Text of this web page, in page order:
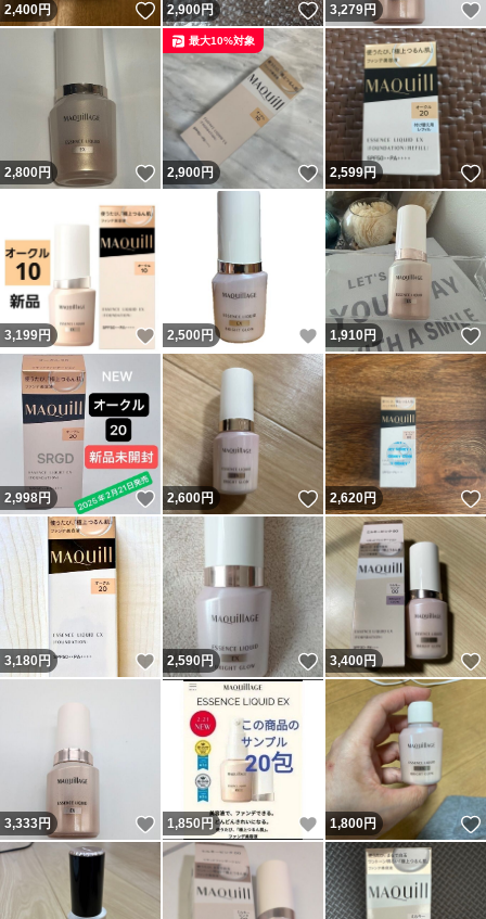
2,400円 いいね！
2,900円 いいね！
3,279円
2,800円 いいね！
2,900円 いいね！
最大10%対象
2,599円
3,199円 いいね！
2,500 円 いいね！
1,910円
2,998円 いいね！
2,600円 いいね！
2,620円
3,180円 いいね！
2,590円 いいね！
3,400円
3,333円 いいね！
1,850 円 いいね！
1,800円